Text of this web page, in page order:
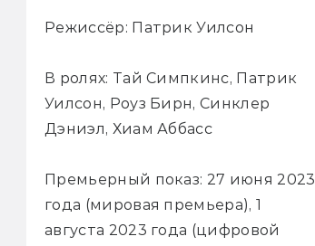
Режиссёр: Патрик Уилсон
В ролях: Тай Симпкинс, Патрик
Уилсон, Роуз Бирн, Синклер
Дэниэл, Хиам Аббасс
Премьерный показ: 27 июня 2023
года (мировая премьера), 1
августа 2023 года (цифровой